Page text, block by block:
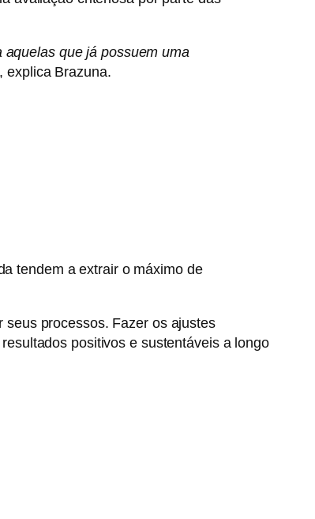
aquelas que já possuem uma
, explica Brazuna.
tendem a extrair o máximo de
processos. Fazer os ajustes
positivos e sustentáveis a longo